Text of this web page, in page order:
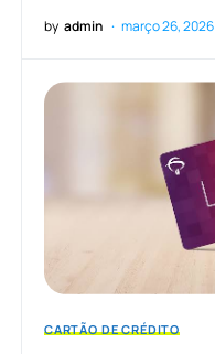
by admin março 26, 2026
CARTÃO DE CRÉDITO